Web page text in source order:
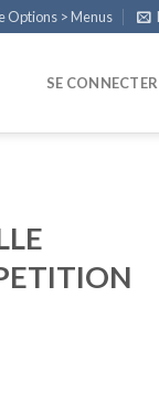
Options > Menus
SE CONNECTER